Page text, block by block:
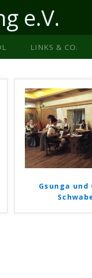
e.V.
LINKS & CO.
Gsunga und